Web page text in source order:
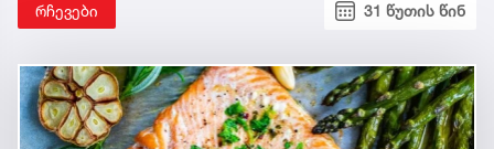
რჩევები 31 წუთის წინ